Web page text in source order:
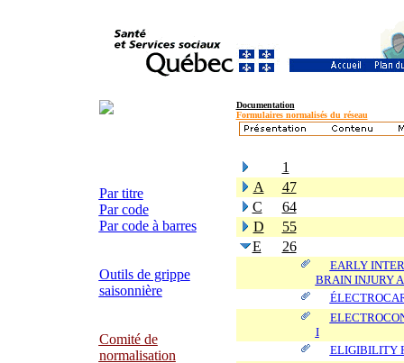
Documentation
Formulaires normalisés du réseau
Par titre
Par code
Par code à barres
Outils de grippe
saisonnière
Comité de
normalisation
1
A
47
C
64
D
55
E
26
EARLY
BRAIN INJURY
I
ELIGIBILITY